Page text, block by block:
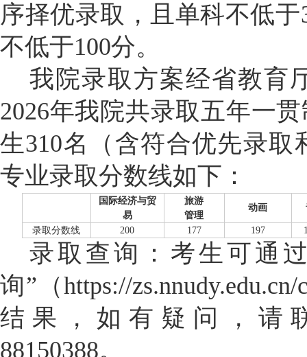
序择优录取，且单科不低于
不低于100分。
我院录取方案经省教育
2026年我院共录取五年一
生310名（含符合优先录取
专业录取分数线如下：
国际经济与贸
易
旅游
管理
动画
录取分数线 200 177 197
录取查询：考生可通
询”（https://
结果，如有疑问，请
88150388。